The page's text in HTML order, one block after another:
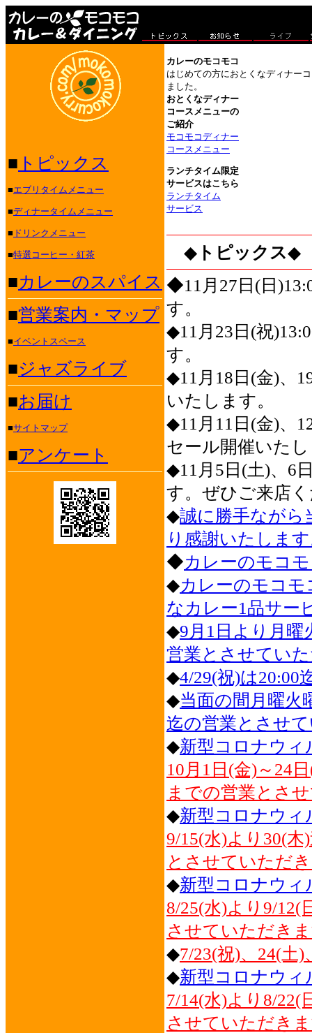
■ トピックス
■エブリタイムメニュー
■ディナータイムメニュー
■ ドリンクメニュー
■特選コーヒー・紅茶
■カレーのスパイス
■営業案内・マップ
■イベントスペース
■ジャズライブ
■お届け
■サイトマップ
■アンケート
カレーのモコモコ
はじめての方におとくなディナー
ました。
おとくなディナー
コースメニューの
ご紹介
モコモコディナー
コースメニュー
ランチタイム限定
サービスはこちら
ランチタイム
サービス
◆ トピックス◆
◆11月27日(日
す。
◆11月23日(祝
す。
◆11月18日(金)、
いたします。
◆11月11日(金)、
セール開催いた
◆11月5日(土)、6
す。ぜひご来店
◆誠に勝手ながら
り感謝いたしま
◆カレーのモコ
◆カレーのモコ
なカレー1品サー
◆9月1日より月曜
営業とさせてい
◆4/29(祝)は20:00
◆当面の間月曜火
迄の営業とさせ
◆新型コロナウィ
10月1日(金)～24
までの営業とさ
◆新型コロナウィ
9/15(水)より30(木
とさせていただ
◆新型コロナウィ
8/25(水)より9/12(
させていただき
◆7/23(祝)、24(土
◆新型コロナウィ
7/14(水)より8/22(
させていただき